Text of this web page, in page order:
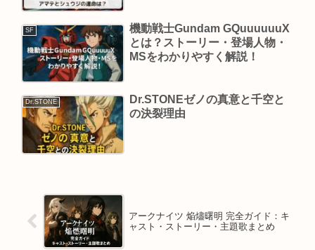
SF
機動戦士Gundam GQuuuuuuX
とは？ストーリー・登場人物・
MSをわかりやすく解説！
Dr.STONE
Dr.STONEゼノの真意と千空と
の決裂理由
アークナイツ 焔燼曙明 完全ガイド：キ
ャスト・ストーリー・主題歌まとめ